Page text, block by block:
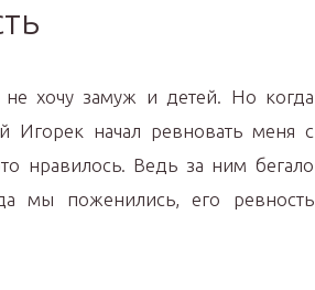
не хочу замуж и детей. Но когда
начал ревновать меня с
нравилось. Ведь за ним бегало
мы поженились, его ревность